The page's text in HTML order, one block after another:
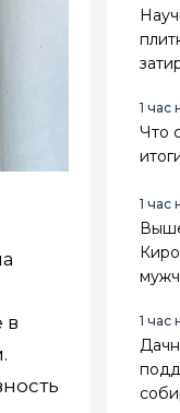
в
1 час
Что
1 час
1 час